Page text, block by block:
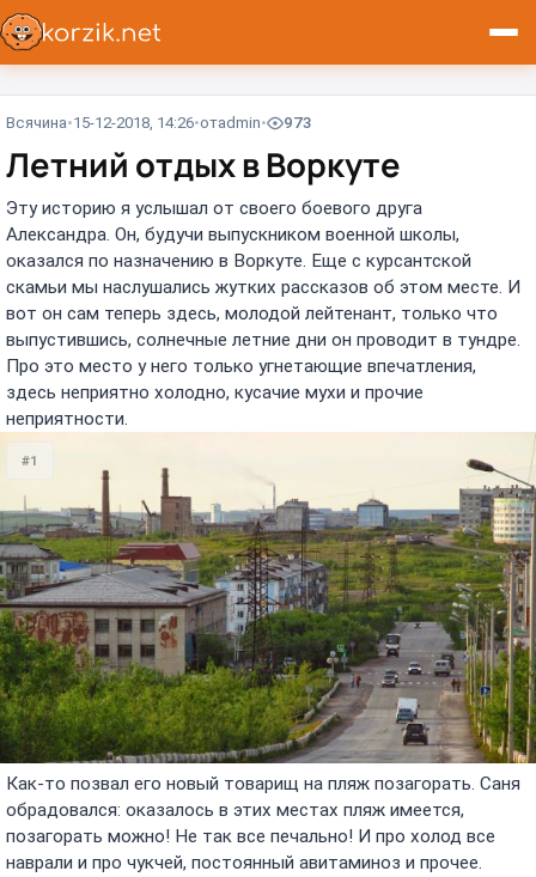
Всячина 15-12-2018, 14:26 отadmin 973
Летний отдых в Воркуте
Эту историю я услышал от своего боевого друга
Александра. Он, будучи выпускником военной школы,
оказался по назначению в Воркуте. Еще с курсантской
скамьи мы наслушались жутких рассказов об этом месте. И
вот он сам теперь здесь, молодой лейтенант, только что
выпустившись, солнечные летние дни он проводит в тундре.
Про это место у него только угнетающие впечатления,
здесь неприятно холодно, кусачие мухи и прочие
неприятности.
#1
Как-то позвал его новый товарищ на пляж позагорать. Саня
обрадовался: оказалось в этих местах пляж имеется,
позагорать можно! Не так все печально! И про холод все
наврали и про чукчей, постоянный авитаминоз и прочее.